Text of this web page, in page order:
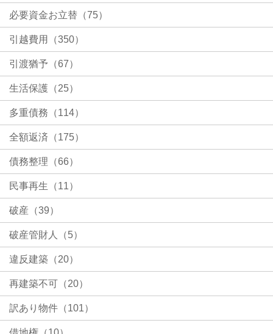
必要資金お立替（75）
引越費用（350）
引渡猶予（67）
生活保護（25）
多重債務（114）
全額返済（175）
債務整理（66）
民事再生（11）
破産（39）
破産管財人（5）
違反建築（20）
再建築不可（20）
訳あり物件（101）